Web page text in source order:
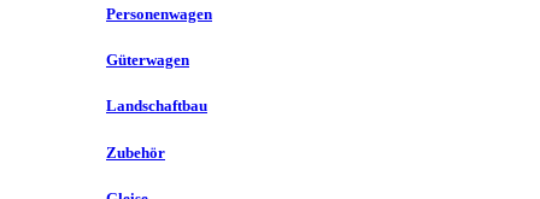
Personenwagen
Güterwagen
Landschaftbau
Zubehör